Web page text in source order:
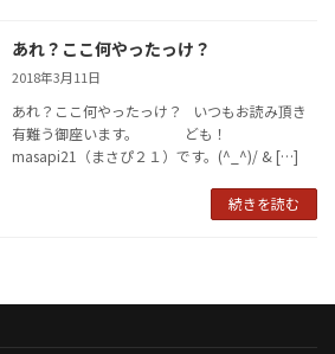
あれ？ここ何やったっけ？
2018年3月11日
あれ？ここ何やったっけ？ いつもお読み頂き
有難う御座います。 ども！
masapi21（まさぴ２１）です。(^_^)/ & […]
続きを読む